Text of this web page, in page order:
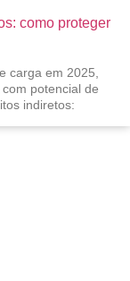
como proteger
carga em 2025,
potencial de
indiretos: